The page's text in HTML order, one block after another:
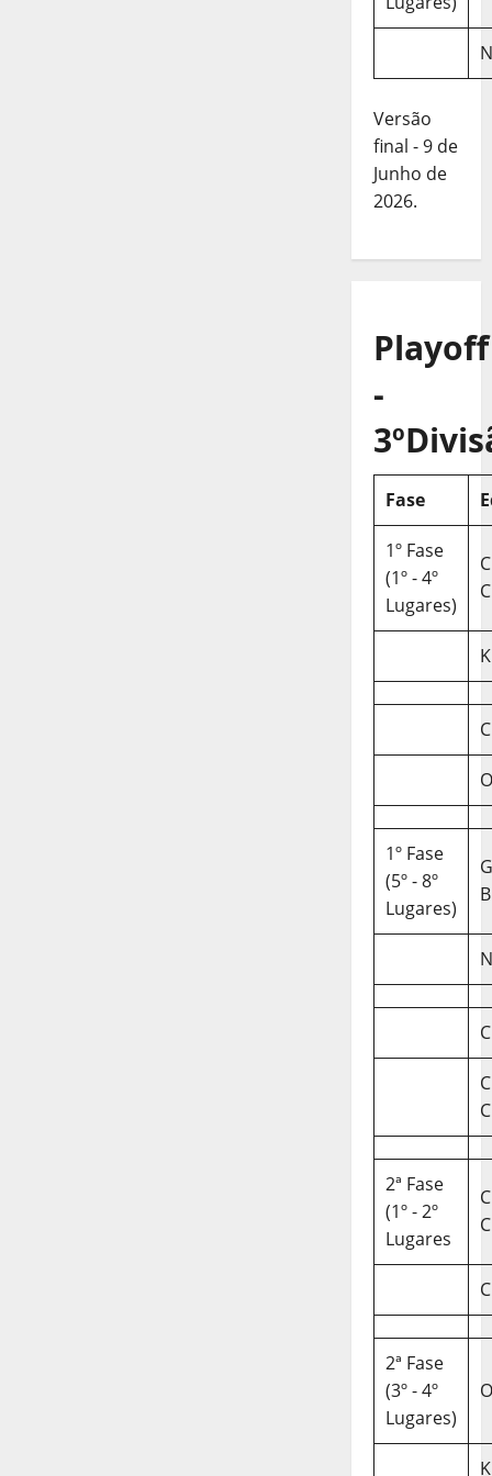
Versão
final - 9 de
Junho de
2026.
Playoff
-
Fase
1º Fase
(1º - 4º
Lugares)
C
1º Fase
(5º - 8º
Lugares)
B
C
2ª Fase
(1º - 2º
Lugares
C
2ª Fase
(3º - 4º
Lugares)